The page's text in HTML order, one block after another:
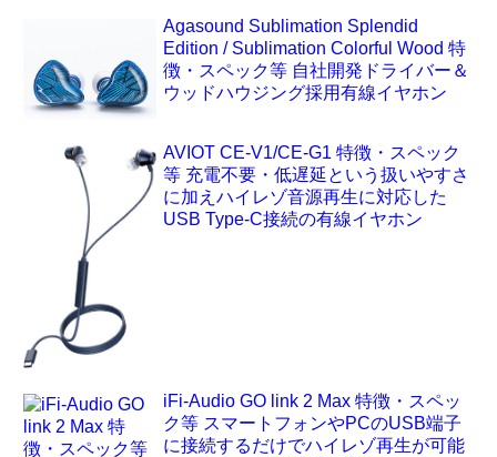
Agasound Sublimation Splendid
Edition / Sublimation Colorful Wood 特
徴・スペック等 自社開発ドライバー＆
ウッドハウジング採用有線イヤホン
AVIOT CE-V1/CE-G1 特徴・スペック
等 充電不要・低遅延という扱いやすさ
に加えハイレゾ音源再生に対応した
USB Type-C接続の有線イヤホン
iFi-Audio GO link 2 Max 特徴・スペッ
ク等 スマートフォンやPCのUSB端子
に接続するだけでハイレゾ再生が可能